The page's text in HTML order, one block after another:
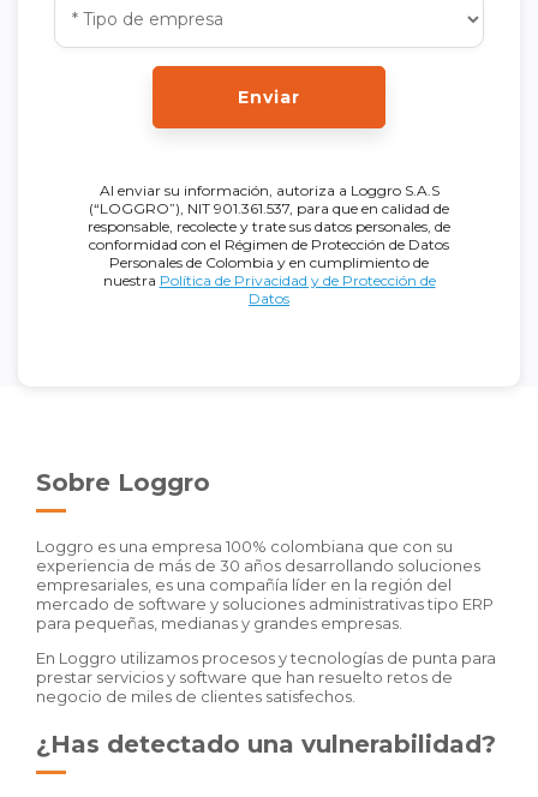
Enviar
Al enviar su información, autoriza a Loggro S.A.S
(“LOGGRO”), NIT 901.361.537, para que en calidad de
responsable, recolecte y trate sus datos personales, de
conformidad con el Régimen de Protección de Datos
Personales de Colombia y en cumplimiento de
nuestra Política de Privacidad y de Protección de
Datos
Sobre Loggro
Loggro es una empresa 100% colombiana que con su
experiencia de más de 30 años desarrollando soluciones
empresariales, es una compañía líder en la región del
mercado de software y soluciones administrativas tipo ERP
para pequeñas, medianas y grandes empresas.
En Loggro utilizamos procesos y tecnologías de punta para
prestar servicios y software que han resuelto retos de
negocio de miles de clientes satisfechos.
¿Has detectado una vulnerabilidad?